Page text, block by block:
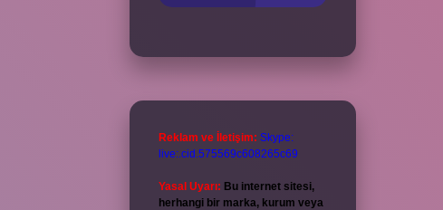
Reklam ve İletişim: Skype:
live:.cid.575569c608265c69
Yasal Uyarı: Bu internet sitesi,
herhangi bir marka, kurum veya